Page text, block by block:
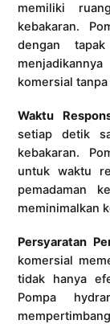
memiliki
kebakaran.
dengan
komersial
Waktu
setiap detik
kebakaran.
untuk waktu
pemadaman
meminimalkan
Persyaratan
komersial
tidak hanya
Pompa